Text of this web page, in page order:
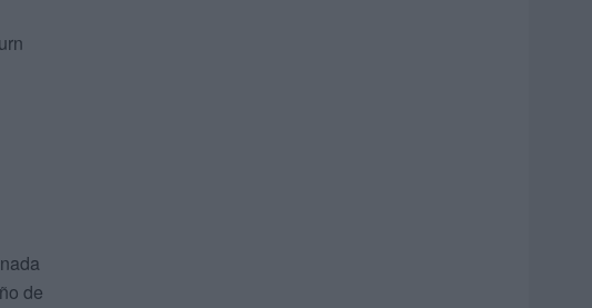
de